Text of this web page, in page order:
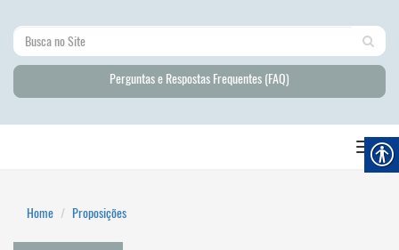
Perguntas e Respostas Frequentes (FAQ)
Home Proposições